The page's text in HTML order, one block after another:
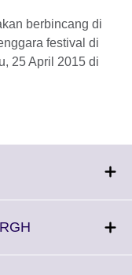
berbincang di
festival di
25 April 2015 di